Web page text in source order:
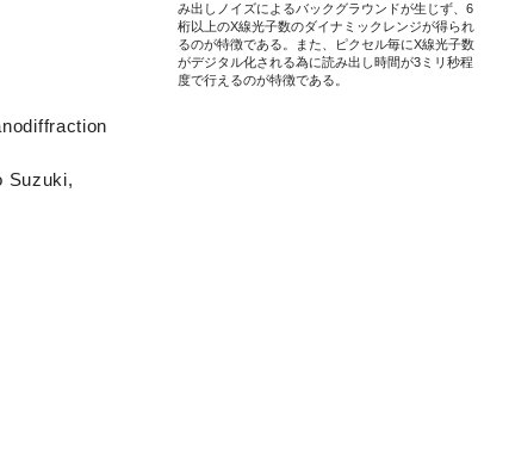
Suzuki,
み出しノイズによるバックグラウンドが生じず、6
桁以上のX線光子数のダイナミックレンジが得られ
るのが特徴である。また、ピクセル毎にX線光子数
がデジタル化される為に読み出し時間が3ミリ秒程
度で行えるのが特徴である。